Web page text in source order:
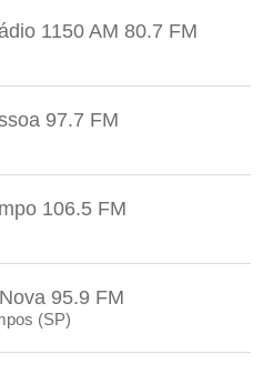
1150 AM 80.7 FM
97.7 FM
106.5 FM
95.9 FM
(SP)